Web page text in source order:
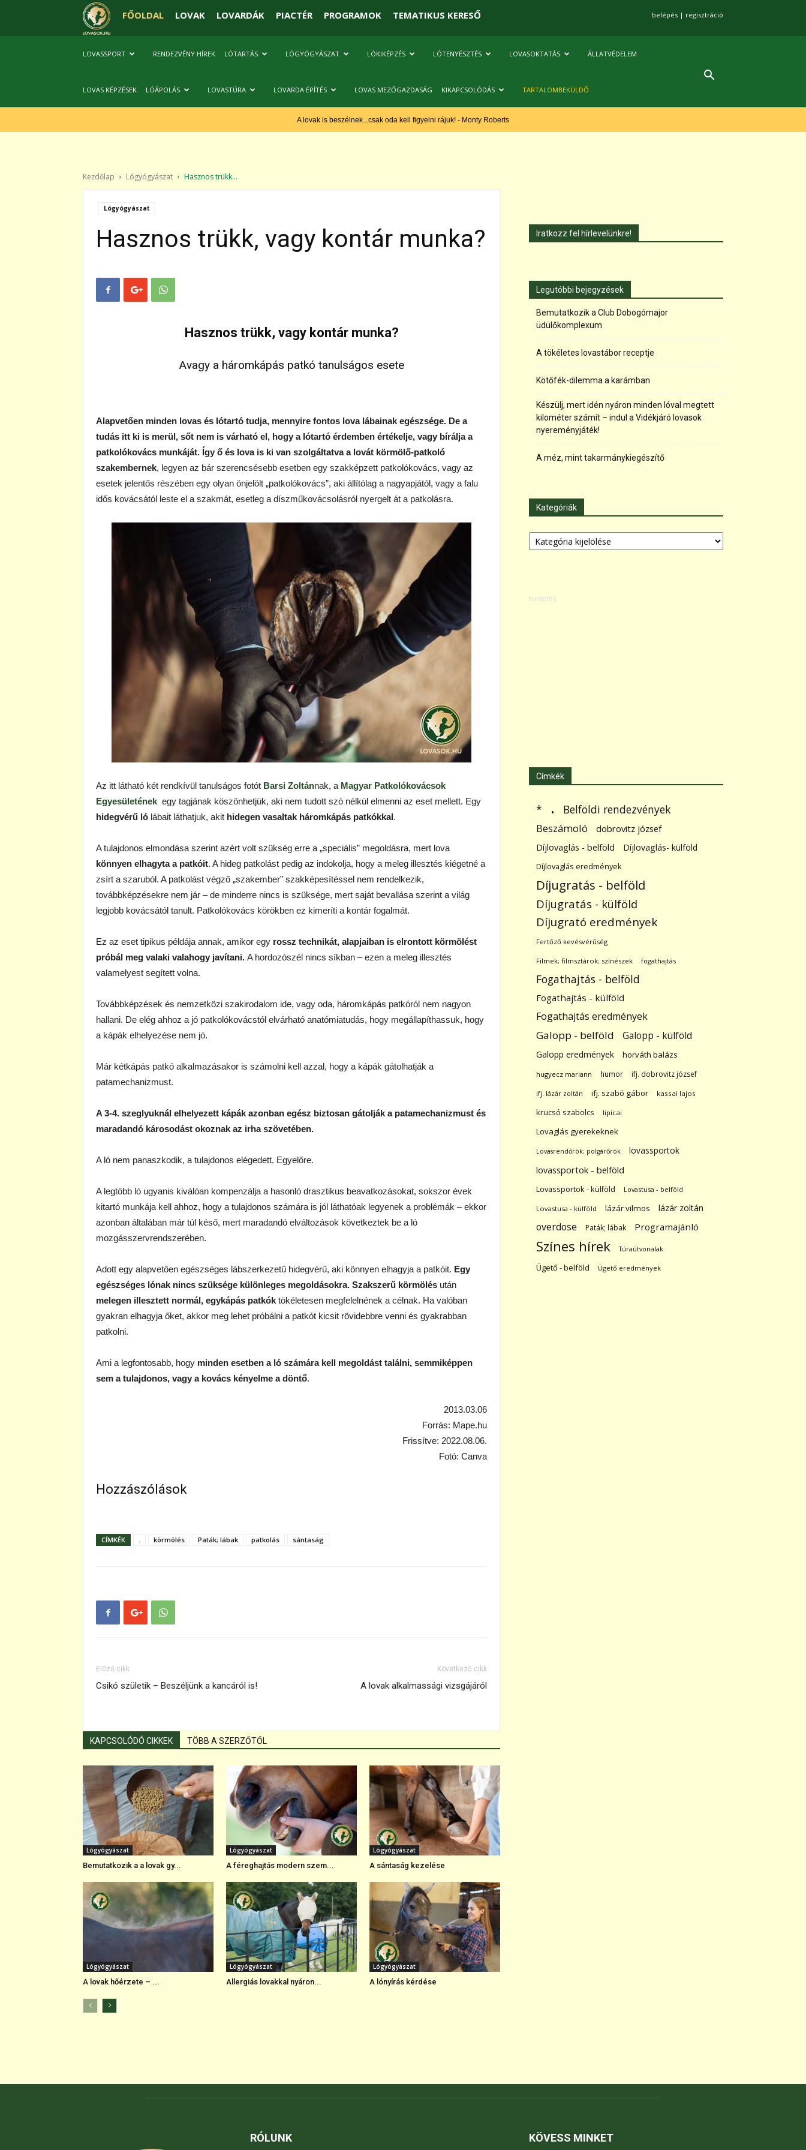
FŐOLDAL LOVAK LOVARDÁK PIACTÉR PROGRAMOK TEMATIKUS KERESŐ belépés | regisztráció
LOVASSPORT RENDEZVÉNY HÍREK LÓTARTÁS LÓGYÓGYÁSZAT LÓKIKÉPZÉS LÓTENYÉSZTÉS LOVASOKTATÁS ÁLLATVÉDELEM
LOVAS KÉPZÉSEK LÓÁPOLÁS LOVASTÚRA LOVARDA ÉPÍTÉS LOVAS MEZŐGAZDASÁG KIKAPCSOLÓDÁS TARTALOMBEKÜLDŐ
A lovak is beszélnek...csak oda kell figyelni rájuk! - Monty Roberts
Kezdőlap Lógyógyászat Hasznos trükk...
Lógyógyászat
Hasznos trükk, vagy kontár munka?
Hasznos trükk, vagy kontár munka?
Avagy a háromkápás patkó tanulságos esete
Alapvetően minden lovas és lótartó tudja, mennyire fontos lova lábainak egészsége. De a
tudás itt ki is merül, sőt nem is várható el, hogy a lótartó érdemben értékelje, vagy bírálja a
patkolókovács munkáját. Így ő és lova is ki van szolgáltatva a lovát körmölő-patkoló
szakembernek, legyen az bár szerencsésebb esetben egy szakképzett patkolókovács, vagy az
esetek jelentős részében egy olyan önjelölt „patkolókovács”, aki állítólag a nagyapjától, vagy a falu
idős kovácsától leste el a szakmát, esetleg a díszműkovácsolásról nyergelt át a patkolásra.
Az itt látható két rendkívül tanulságos fotót Barsi Zoltánnak, a Magyar Patkolókovácsok
Egyesületének egy tagjának köszönhetjük, aki nem tudott szó nélkül elmenni az eset mellett. Egy
hidegvérű ló lábait láthatjuk, akit hidegen vasaltak háromkápás patkókkal.
A tulajdonos elmondása szerint azért volt szükség erre a „speciális” megoldásra, mert lova
könnyen elhagyta a patkóit. A hideg patkolást pedig az indokolja, hogy a meleg illesztés kiégetné a
zsírt a szaruból. A patkolást végző „szakember” szakképesítéssel nem rendelkezik,
továbbképzésekre nem jár – de minderre nincs is szüksége, mert saját bevallása szerint a világ
legjobb kovácsától tanult. Patkolókovács körökben ez kimeríti a kontár fogalmát.
Ez az eset tipikus példája annak, amikor egy rossz technikát, alapjaiban is elrontott körmölést
próbál meg valaki valahogy javítani. A hordozószél nincs síkban – ezen a meleg illesztés
valamelyest segített volna.
Továbbképzések és nemzetközi szakirodalom ide, vagy oda, háromkápás patkóról nem nagyon
hallani. De elég ahhoz a jó patkolókovácstól elvárható anatómiatudás, hogy megállapíthassuk, hogy
a kápák elhelyezése nem jó.
Már kétkápás patkó alkalmazásakor is számolni kell azzal, hogy a kápák gátolhatják a
patamechanizmust.
A 3-4. szeglyuknál elhelyezett kápák azonban egész biztosan gátolják a patamechanizmust és
maradandó károsodást okoznak az irha szövetében.
A ló nem panaszkodik, a tulajdonos elégedett. Egyelőre.
A legtöbb ló ugyanis kiválóan kompenzálja a hasonló drasztikus beavatkozásokat, sokszor évek
kitartó munkája kell ahhoz, hogy a tulajdonos számára is jól láthatóak legyenek a problémák – ekkor
azonban általában már túl késő, mert maradandó elváltozások következtek be a ló
mozgásszervrendszerében.
Adott egy alapvetően egészséges lábszerkezetű hidegvérű, aki könnyen elhagyja a patkóit. Egy
egészséges lónak nincs szüksége különleges megoldásokra. Szakszerű körmölés után
melegen illesztett normál, egykápás patkók tökéletesen megfelelnének a célnak. Ha valóban
gyakran elhagyja őket, akkor meg lehet próbálni a patkót kicsit rövidebbre venni és gyakrabban
patkolni.
Ami a legfontosabb, hogy minden esetben a ló számára kell megoldást találni, semmiképpen
sem a tulajdonos, vagy a kovács kényelme a döntő.
2013.03.06
Forrás: Mape.hu
Frissítve: 2022.08.06.
Fotó: Canva
Hozzászólások
CÍMKÉK . körmölés Paták; lábak patkolás sántaság
Előző cikk
Csikó születik – Beszéljünk a kancáról is!
Következő cikk
A lovak alkalmassági vizsgájáról
KAPCSOLÓDÓ CIKKEK TÖBB A SZERZŐTŐL
Lógyógyászat
Bemutatkozik a a lovak gy...
Lógyógyászat
A féreghajtás modern szem...
Lógyógyászat
A sántaság kezelése
Lógyógyászat
A lovak hőérzete – ...
Lógyógyászat
Allergiás lovakkal nyáron...
Lógyógyászat
A lónyírás kérdése
Iratkozz fel hírlevelünkre!
Legutóbbi bejegyzések
Bemutatkozik a Club Dobogómajor
üdülőkomplexum
A tökéletes lovastábor receptje
Kötőfék-dilemma a karámban
Készülj, mert idén nyáron minden lóval megtett
kilométer számít – indul a Vidékjáró lovasok
nyereményjáték!
A méz, mint takarmánykiegészítő
Kategóriák
Kategóriák
Címkék
* . Belföldi rendezvények
Beszámoló dobrovitz józsef
Díjlovaglás - belföld Díjlovaglás- külföld
Díjlovaglás eredmények
Díjugratás - belföld
Díjugratás - külföld
Díjugrató eredmények
Fertőző kevésvérűség
Filmek; filmsztárok; színészek fogathajtás
Fogathajtás - belföld
Fogathajtás - külföld
Fogathajtás eredmények
Galopp - belföld Galopp - külföld
Galopp eredmények horváth balázs
hugyecz mariann humor ifj. dobrovitz józsef
ifj. lázár zoltán ifj. szabó gábor kassai lajos
krucsó szabolcs lipicai
Lovaglás gyerekeknek
Lovasrendőrök; polgárőrök
lovassportok
lovassportok - belföld
Lovassportok - külföld Lovastusa - belföld
Lovastusa - külföld lázár vilmos lázár zoltán
overdose Paták; lábak Programajánló
Színes hírek Túraútvonalak
Ügető - belföld Ügető eredmények
RÓLUNK KÖVESS MINKET